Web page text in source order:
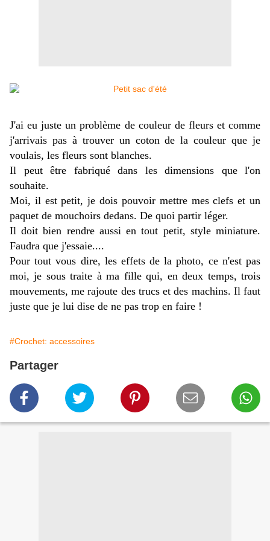
J'ai eu juste un problème de couleur de fleurs et comme
j'arrivais pas à trouver un coton de la couleur que je
voulais, les fleurs sont blanches.
Il peut être fabriqué dans les dimensions que l'on
souhaite.
Moi, il est petit, je dois pouvoir mettre mes clefs et un
paquet de mouchoirs dedans. De quoi partir léger.
Il doit bien rendre aussi en tout petit, style miniature.
Faudra que j'essaie....
Pour tout vous dire, les effets de la photo, ce n'est pas
moi, je sous traite à ma fille qui, en deux temps, trois
mouvements, me rajoute des trucs et des machins. Il faut
juste que je lui dise de ne pas trop en faire !
#Crochet: accessoires
Partager